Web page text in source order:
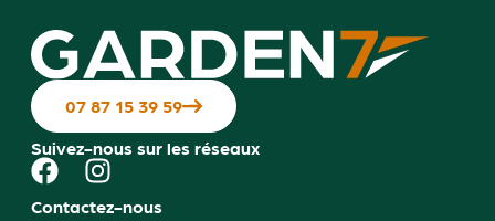
07 87 15 39 59
Suivez-nous sur les réseaux
Contactez-nous